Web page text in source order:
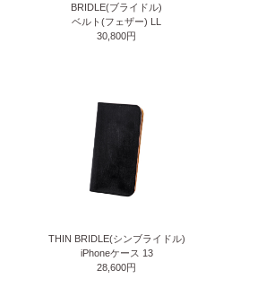
BRIDLE(ブライドル)
ベルト(フェザー) LL
30,800円
THIN BRIDLE(シンブライドル)
iPhoneケース 13
28,600円